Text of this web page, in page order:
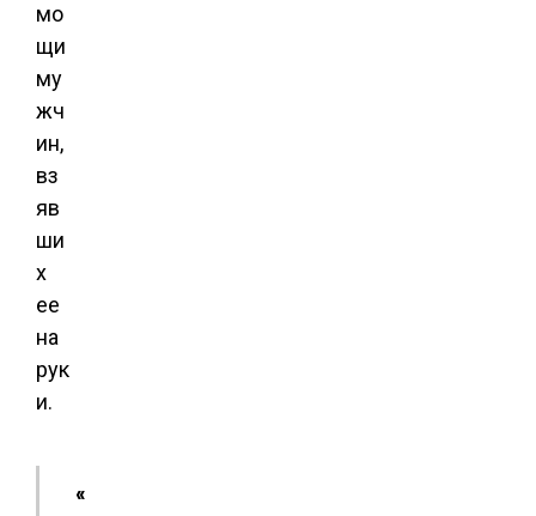
мо
щи
му
жч
ин,
вз
яв
ши
х
ее
на
рук
и.
«